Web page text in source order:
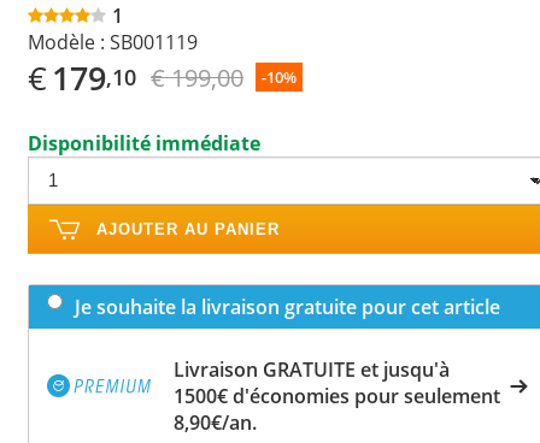
1
Modèle : SB001119
€179,10 € 199,00 -10%
Disponibilité immédiate
AJOUTER AU PANIER
Je souhaite la livraison gratuite pour cet article
Livraison GRATUITE et jusqu'à
1500€ d'économies pour seulement
8,90€/an.